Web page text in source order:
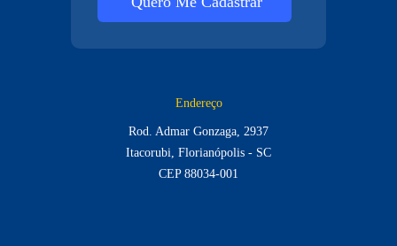
Endereço
Rod. Admar Gonzaga, 2937
Itacorubi, Florianópolis - SC
CEP 88034-001